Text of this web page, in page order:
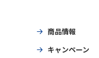
商品情報
キャンペーン